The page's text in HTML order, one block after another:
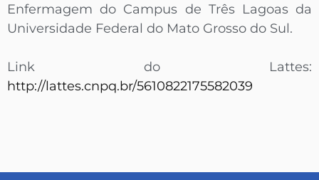
Enfermagem do Campus de Três Lagoas da
Universidade Federal do Mato Grosso do Sul.
Link do Lattes:
http://lattes.cnpq.br/5610822175582039